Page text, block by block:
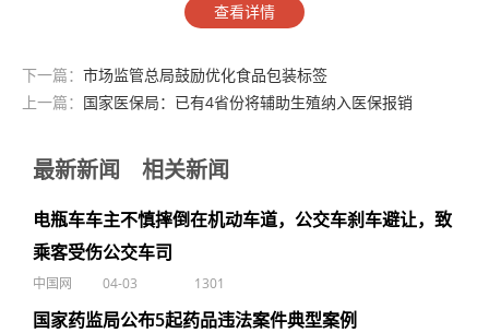
查看详情
下一篇： 市场监管总局鼓励优化食品包装标签
上一篇： 国家医保局：已有4省份将辅助生殖纳入医保报销
最新新闻 相关新闻
电瓶车车主不慎摔倒在机动车道，公交车刹车避让，致
乘客受伤公交车司
中国网 04-03 1301
国家药监局公布5起药品违法案件典型案例